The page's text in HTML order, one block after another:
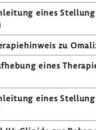
eines
zu
eines
eines